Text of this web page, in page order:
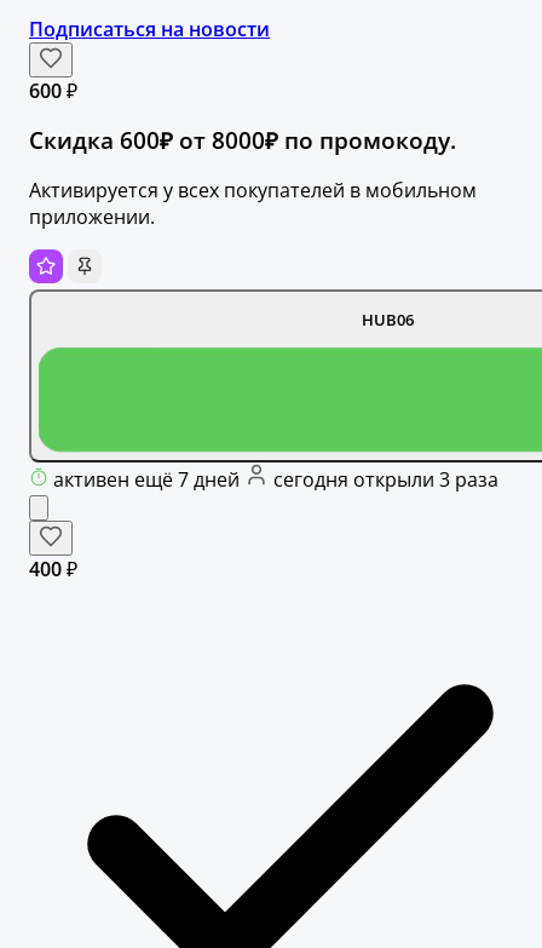
Подписаться на новости
600 ₽
Скидка 600₽ от 8000₽ по промокоду.
Активируется у всех покупателей в мобильном
приложении.
HUB06
активен ещё 7 дней сегодня открыли 3 раза
400 ₽